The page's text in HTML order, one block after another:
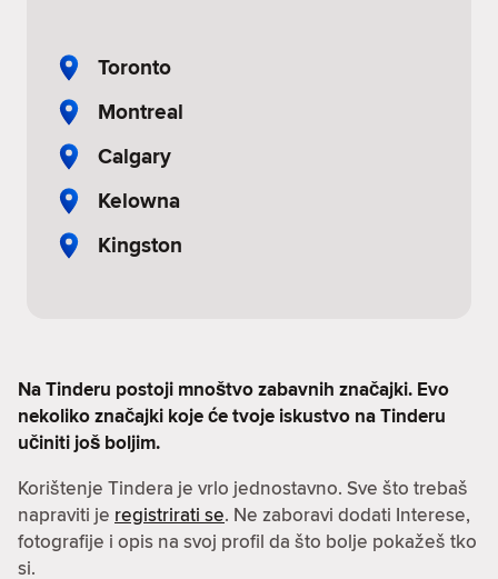
Toronto
Montreal
Calgary
Kelowna
Kingston
Na Tinderu postoji mnoštvo zabavnih značajki. Evo
nekoliko značajki koje će tvoje iskustvo na Tinderu
učiniti još boljim.
Korištenje Tindera je vrlo jednostavno. Sve što trebaš
napraviti je registrirati se. Ne zaboravi dodati Interese,
fotografije i opis na svoj profil da što bolje pokažeš tko
si.